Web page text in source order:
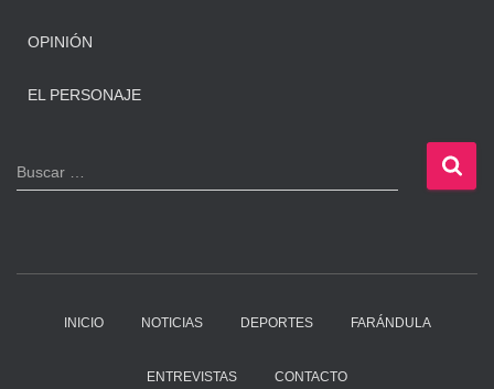
OPINIÓN
EL PERSONAJE
B
u
Buscar …
INICIO NOTICIAS DEPORTES FARÁNDULA
ENTREVISTAS CONTACTO